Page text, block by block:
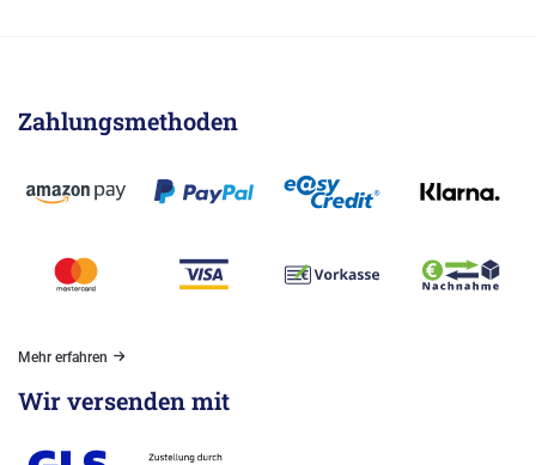
Zahlungsmethoden
Mehr erfahren
Wir versenden mit